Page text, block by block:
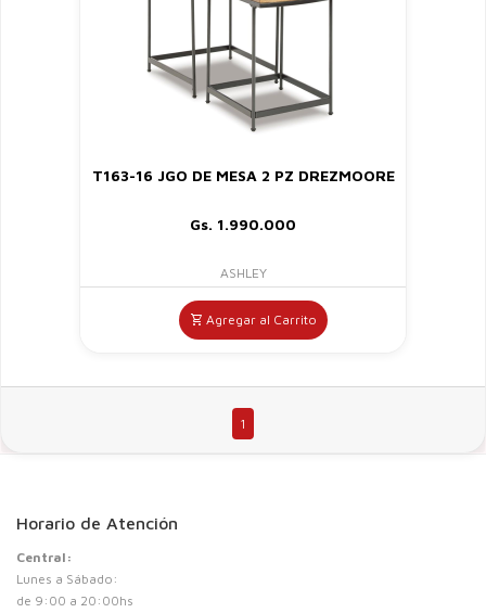
T163-16 JGO DE MESA 2 PZ DREZMOORE
Gs. 1.990.000
ASHLEY
Agregar al Carrito
1
Horario de Atención
Central:
Lunes a Sábado:
de 9:00 a 20:00hs